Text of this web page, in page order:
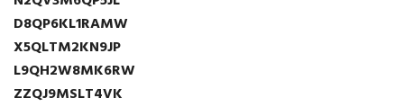
D8QP6KL1RAMW
X5QLTM2KN9JP
L9QH2W8MK6RW
ZZQJ9MSLT4VK